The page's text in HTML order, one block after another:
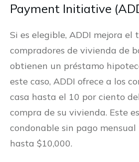
Payment Initiative
Si es elegible, ADDI mejora el
compradores de vivienda de
obtienen un préstamo
este caso, ADDI ofrece a los
casa hasta el 10 por ciento
compra de su vivienda. Este
condonable sin pago
hasta $10,000.